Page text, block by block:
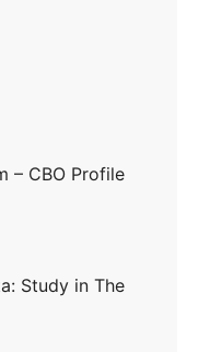
– CBO Profile
Study in The